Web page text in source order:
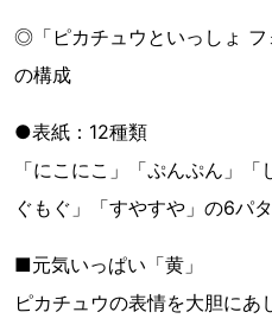
◎「ピカチュウといっしょ フ
の構成
●表紙：12種類
「にこにこ」「ぷんぷん」
ぐもぐ」「すやすや」の6パ
■元気いっぱい「黄」
ピカチュウの表情を大胆にあ